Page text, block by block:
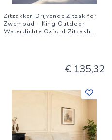
Zitzakken Drijvende Zitzak for
Zwembad - King Outdoor
Waterdichte Oxford Zitzakh...
€ 135,32